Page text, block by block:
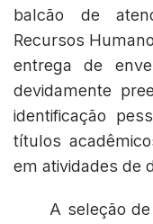
balcão de
Recursos
entrega de
devidamente
identificação
títulos
em atividades de
A seleção